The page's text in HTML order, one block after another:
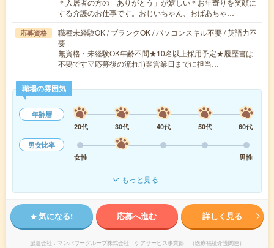
＊入居者の方の「ありがとう」が嬉しい＊お年寄りを笑顔に
する介護のお仕事です。おじいちゃん、おばあちゃ…
応募資格
職種未経験OK / ブランクOK / パソコンスキル不要 / 英語力不
要
無資格・未経験OK年齢不問★10名以上採用予定★履歴書は
不要です▽応募後の流れ1)翌営業日までに担当…
職場の雰囲気
年齢層
20代
30代 40代 50代
60代
男女比率
女性
男性
もっと見る
気になる! 応募へ進む 詳しく見る
派遣会社 マンパワーグループ株式会社 ケアサービス事業部 （医療福祉介護関連）